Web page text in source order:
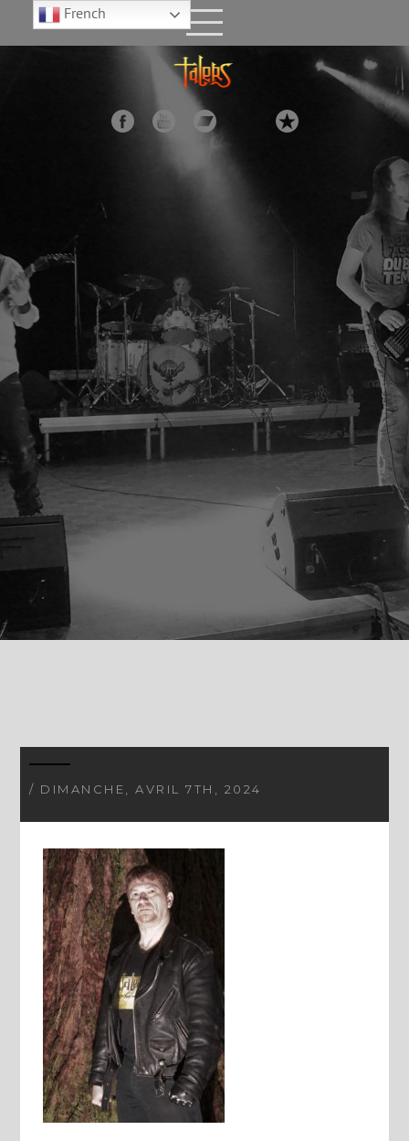
/ DIMANCHE, AVRIL 7TH, 2024
French